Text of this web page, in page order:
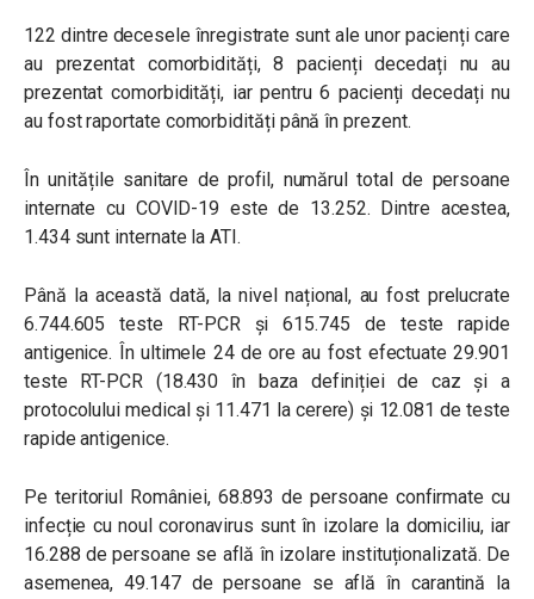
122 dintre decesele înregistrate sunt ale unor pacienți care
au prezentat comorbidități, 8 pacienți decedați nu au
prezentat comorbidități, iar pentru 6 pacienți decedați nu
au fost raportate comorbidități până în prezent.
În unitățile sanitare de profil, numărul total de persoane
internate cu COVID-19 este de 13.252. Dintre acestea,
1.434 sunt internate la ATI.
Până la această dată, la nivel național, au fost prelucrate
6.744.605 teste RT-PCR și 615.745 de teste rapide
antigenice. În ultimele 24 de ore au fost efectuate 29.901
teste RT-PCR (18.430 în baza definiției de caz și a
protocolului medical și 11.471 la cerere) și 12.081 de teste
rapide antigenice.
Pe teritoriul României, 68.893 de persoane confirmate cu
infecție cu noul coronavirus sunt în izolare la domiciliu, iar
16.288 de persoane se află în izolare instituționalizată. De
asemenea, 49.147 de persoane se află în carantină la